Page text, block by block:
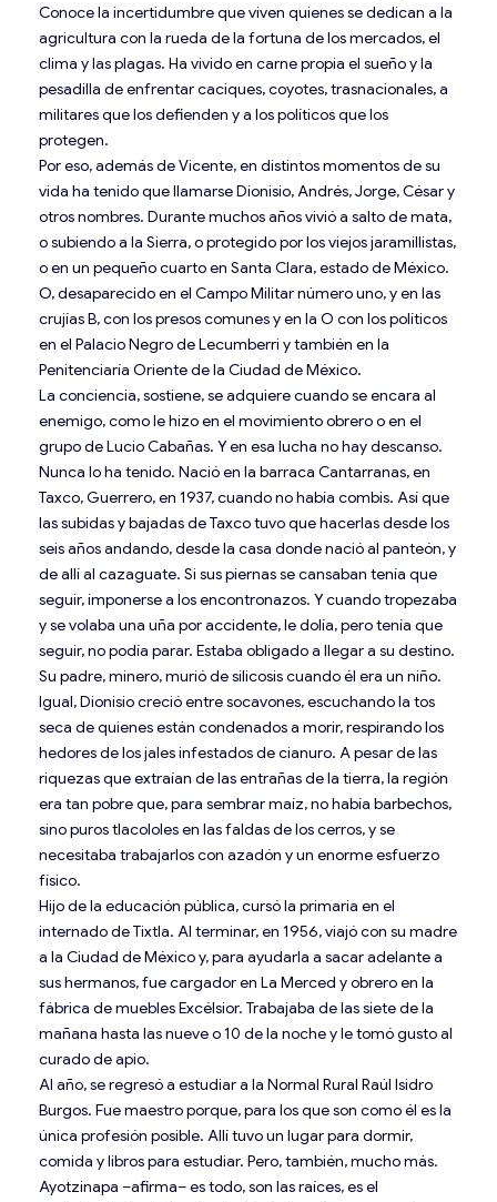
Conoce la incertidumbre que viven quienes se dedican a la
agricultura con la rueda de la fortuna de los mercados, el
clima y las plagas. Ha vivido en carne propia el sueño y la
pesadilla de enfrentar caciques, coyotes, trasnacionales, a
militares que los defienden y a los políticos que los
protegen.
Por eso, además de Vicente, en distintos momentos de su
vida ha tenido que llamarse Dionisio, Andrés, Jorge, César y
otros nombres. Durante muchos años vivió a salto de mata,
o subiendo a la Sierra, o protegido por los viejos jaramillistas,
o en un pequeño cuarto en Santa Clara, estado de México.
O, desaparecido en el Campo Militar número uno, y en las
crujías B, con los presos comunes y en la O con los políticos
en el Palacio Negro de Lecumberri y también en la
Penitenciaría Oriente de la Ciudad de México.
La conciencia, sostiene, se adquiere cuando se encara al
enemigo, como le hizo en el movimiento obrero o en el
grupo de Lucio Cabañas. Y en esa lucha no hay descanso.
Nunca lo ha tenido. Nació en la barraca Cantarranas, en
Taxco, Guerrero, en 1937, cuando no había combis. Así que
las subidas y bajadas de Taxco tuvo que hacerlas desde los
seis años andando, desde la casa donde nació al panteón, y
de allí al cazaguate. Si sus piernas se cansaban tenía que
seguir, imponerse a los encontronazos. Y cuando tropezaba
y se volaba una uña por accidente, le dolía, pero tenía que
seguir, no podía parar. Estaba obligado a llegar a su destino.
Su padre, minero, murió de silicosis cuando él era un niño.
Igual, Dionisio creció entre socavones, escuchando la tos
seca de quienes están condenados a morir, respirando los
hedores de los jales infestados de cianuro. A pesar de las
riquezas que extraían de las entrañas de la tierra, la región
era tan pobre que, para sembrar maíz, no había barbechos,
sino puros tlacololes en las faldas de los cerros, y se
necesitaba trabajarlos con azadón y un enorme esfuerzo
físico.
Hijo de la educación pública, cursó la primaria en el
internado de Tixtla. Al terminar, en 1956, viajó con su madre
a la Ciudad de México y, para ayudarla a sacar adelante a
sus hermanos, fue cargador en La Merced y obrero en la
fábrica de muebles Excélsior. Trabajaba de las siete de la
mañana hasta las nueve o 10 de la noche y le tomó gusto al
curado de apio.
Al año, se regresó a estudiar a la Normal Rural Raúl Isidro
Burgos. Fue maestro porque, para los que son como él es la
única profesión posible. Allí tuvo un lugar para dormir,
comida y libros para estudiar. Pero, también, mucho más.
Ayotzinapa –afirma– es todo, son las raíces, es el